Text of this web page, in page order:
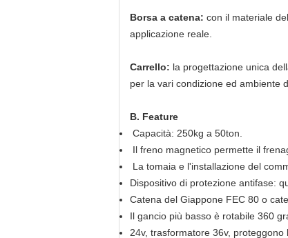
Borsa a catena: con il materiale
applicazione reale.
Carrello: la progettazione unica
per la vari condizione ed ambiente
B. Feature
Capacità: 250kg a 50ton.
Il freno magnetico permette il
La tomaia e l'installazione del
Dispositivo di protezione antifase:
Catena del Giappone FEC 80 o
Il gancio più basso è rotabile 360
24v, trasformatore 36v,